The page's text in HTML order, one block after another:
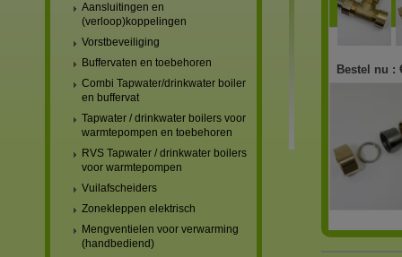
Aansluitingen en
(verloop)koppelingen
Vorstbeveiliging
Buffervaten en toebehoren
Combi Tapwater/drinkwater boiler
en buffervat
Tapwater / drinkwater boilers voor
warmtepompen en toebehoren
RVS Tapwater / drinkwater boilers
voor warmtepompen
Vuilafscheiders
Zonekleppen elektrisch
Mengventielen voor verwarming
(handbediend)
Bestel nu :